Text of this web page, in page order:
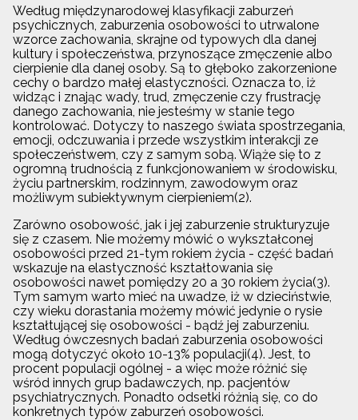
Według międzynarodowej klasyfikacji zaburzeń
psychicznych, zaburzenia osobowości to utrwalone
wzorce zachowania, skrajne od typowych dla danej
kultury i społeczeństwa, przynoszące zmęczenie albo
cierpienie dla danej osoby. Są to głęboko zakorzenione
cechy o bardzo małej elastyczności. Oznacza to, iż
widząc i znając wady, trud, zmęczenie czy frustrację
danego zachowania, nie jesteśmy w stanie tego
kontrolować. Dotyczy to naszego świata spostrzegania,
emocji, odczuwania i przede wszystkim interakcji ze
społeczeństwem, czy z samym sobą. Wiąże się to z
ogromną trudnością z funkcjonowaniem w środowisku,
życiu partnerskim, rodzinnym, zawodowym oraz
możliwym subiektywnym cierpieniem(2).
Zarówno osobowość, jak i jej zaburzenie strukturyzuje
się z czasem. Nie możemy mówić o wykształconej
osobowości przed 21-tym rokiem życia - część badań
wskazuje na elastyczność kształtowania się
osobowości nawet pomiędzy 20 a 30 rokiem życia(3).
Tym samym warto mieć na uwadze, iż w dzieciństwie,
czy wieku dorastania możemy mówić jedynie o rysie
kształtującej się osobowości - bądź jej zaburzeniu.
Według ówczesnych badań zaburzenia osobowości
mogą dotyczyć około 10-13% populacji(4). Jest, to
procent populacji ogólnej - a więc może różnić się
wśród innych grup badawczych, np. pacjentów
psychiatrycznych. Ponadto odsetki różnią się, co do
konkretnych typów zaburzeń osobowości.